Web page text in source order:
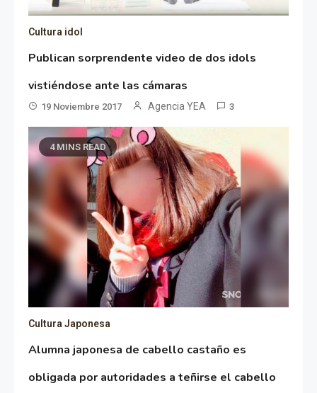
Cultura idol
Publican sorprendente video de dos idols
vistiéndose ante las cámaras
19 Noviembre 2017 Agencia YEA 3
4 MINS READ
Cultura Japonesa
Alumna japonesa de cabello castaño es
obligada por autoridades a teñirse el cabello